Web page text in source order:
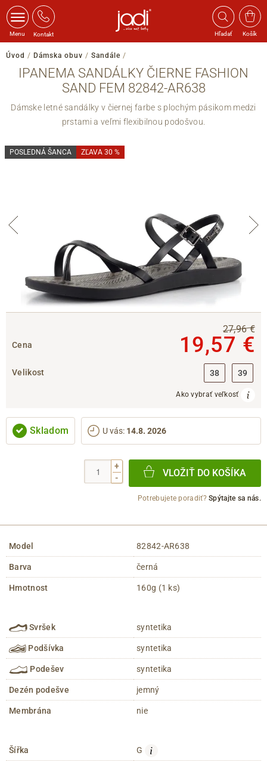
Menu Kontakt Hľadať Košík
Úvod / Dámska obuv / Sandále /
IPANEMA SANDÁLKY ČIERNE FASHION
SAND FEM 82842-AR638
Dámske letné sandálky v čiernej farbe s plochým pásikom medzi
prstami a veľmi flexibilnou podošvou.
POSLEDNÁ ŠANCA ZĽAVA 30 %
Cena
27,96 €
19,57 €
Velikost 38 39
Ako vybrať veľkosť
Skladom U vás: 14.8. 2026
+
-
VLOŽIŤ DO KOŠÍKA
Potrebujete poradiť?Spýtajte sa nás.
Model 82842-AR638
Barva černá
Hmotnost 160g (1 ks)
Svršek syntetika
Podšívka syntetika
Podešev syntetika
Dezén podešve jemný
Membrána nie
Šířka G i